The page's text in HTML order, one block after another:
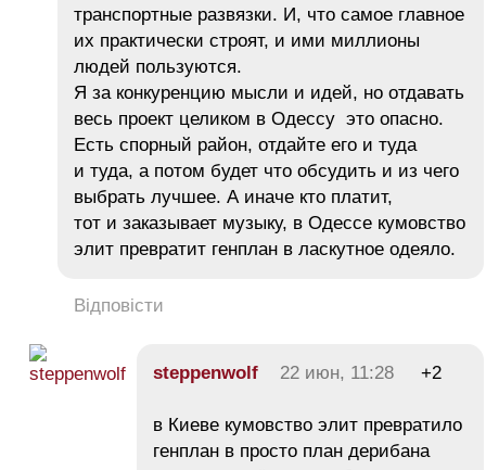
транспортные развязки. И, что самое главное
их практически строят, и ими миллионы
людей пользуются.
Я за конкуренцию мысли и идей, но отдавать
весь проект целиком в Одессу это опасно.
Есть спорный район, отдайте его и туда
и туда, а потом будет что обсудить и из чего
выбрать лучшее. А иначе кто платит,
тот и заказывает музыку, в Одессе кумовство
элит превратит генплан в ласкутное одеяло.
Відповісти
steppenwolf 22 июн, 11:28 +2
в Киеве кумовство элит превратило
генплан в просто план дерибана